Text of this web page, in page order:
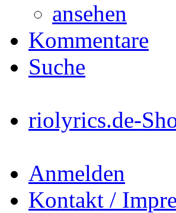
ansehen
Kommentare
Suche
riolyrics.de-
Anmelden
Kontakt /